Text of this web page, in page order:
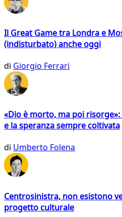
Il Great Game tra Londra e
(indisturbato) anche oggi
di Giorgio Ferrari
«Dio è morto, ma poi
e la speranza sempre coltivata
di Umberto Folena
Centrosinistra, non esistono
progetto culturale